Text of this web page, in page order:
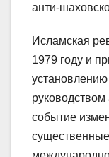
анти-
Исламская
1979 году и
событие